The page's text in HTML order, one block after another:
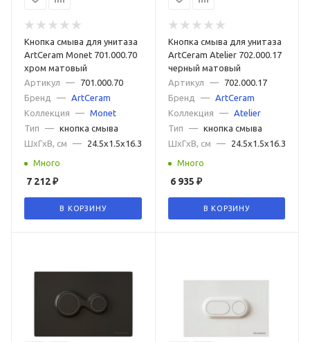
Кнопка смыва для унитаза
ArtCeram Monet 701.000.70
хром матовый
Артикул
—
701.000.70
Бренд
—
ArtCeram
Коллекция
— Monet
Тип
— кнопка смыва
ШxГxВ, см
— 24.5x1.5x16.3
Много
7 212₽
В КОРЗИНУ
Кнопка смыва для унитаза
ArtCeram Atelier 702.000.17
черный матовый
Артикул
—
702.000.17
Бренд
—
ArtCeram
Коллекция
—
Atelier
Тип
—
кнопка смыва
ШxГxВ, см
— 24.5x1.5x16.3
Много
6 935 ₽
В КОРЗИНУ